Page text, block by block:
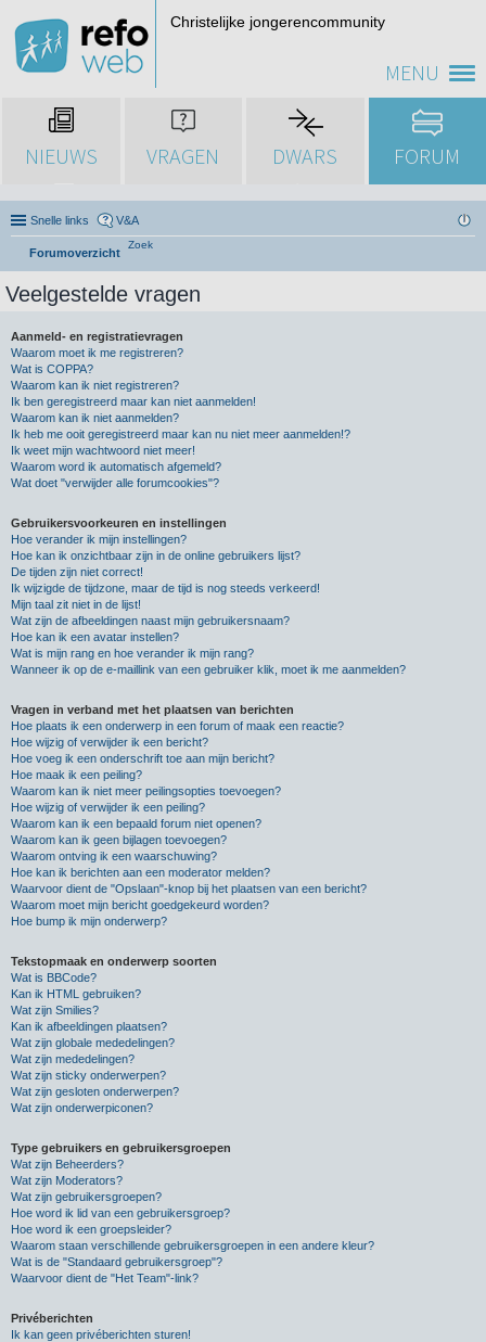
MENU
Christelijke jongerencommunity
NIEUWS VRAGEN DWARS FORUM
Snelle links V&A
Forumoverzicht
Zoek
Veelgestelde vragen
Aanmeld- en registratievragen
Waarom moet ik me registreren?
Wat is COPPA?
Waarom kan ik niet registreren?
Ik ben geregistreerd maar kan niet aanmelden!
Waarom kan ik niet aanmelden?
Ik heb me ooit geregistreerd maar kan nu niet meer aanmelden!?
Ik weet mijn wachtwoord niet meer!
Waarom word ik automatisch afgemeld?
Wat doet "verwijder alle forumcookies"?
Gebruikersvoorkeuren en instellingen
Hoe verander ik mijn instellingen?
Hoe kan ik onzichtbaar zijn in de online gebruikers lijst?
De tijden zijn niet correct!
Ik wijzigde de tijdzone, maar de tijd is nog steeds verkeerd!
Mijn taal zit niet in de lijst!
Wat zijn de afbeeldingen naast mijn gebruikersnaam?
Hoe kan ik een avatar instellen?
Wat is mijn rang en hoe verander ik mijn rang?
Wanneer ik op de e-maillink van een gebruiker klik, moet ik me aanmelden?
Vragen in verband met het plaatsen van berichten
Hoe plaats ik een onderwerp in een forum of maak een reactie?
Hoe wijzig of verwijder ik een bericht?
Hoe voeg ik een onderschrift toe aan mijn bericht?
Hoe maak ik een peiling?
Waarom kan ik niet meer peilingsopties toevoegen?
Hoe wijzig of verwijder ik een peiling?
Waarom kan ik een bepaald forum niet openen?
Waarom kan ik geen bijlagen toevoegen?
Waarom ontving ik een waarschuwing?
Hoe kan ik berichten aan een moderator melden?
Waarvoor dient de "Opslaan"-knop bij het plaatsen van een bericht?
Waarom moet mijn bericht goedgekeurd worden?
Hoe bump ik mijn onderwerp?
Tekstopmaak en onderwerp soorten
Wat is BBCode?
Kan ik HTML gebruiken?
Wat zijn Smilies?
Kan ik afbeeldingen plaatsen?
Wat zijn globale mededelingen?
Wat zijn mededelingen?
Wat zijn sticky onderwerpen?
Wat zijn gesloten onderwerpen?
Wat zijn onderwerpiconen?
Type gebruikers en gebruikersgroepen
Wat zijn Beheerders?
Wat zijn Moderators?
Wat zijn gebruikersgroepen?
Hoe word ik lid van een gebruikersgroep?
Hoe word ik een groepsleider?
Waarom staan verschillende gebruikersgroepen in een andere kleur?
Wat is de "Standaard gebruikersgroep"?
Waarvoor dient de "Het Team"-link?
Privéberichten
Ik kan geen privéberichten sturen!